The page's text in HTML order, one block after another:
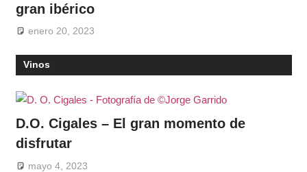
gran ibérico
enero 20, 2023
Vinos
D.O. Cigales – El gran momento de
disfrutar
mayo 4, 2023